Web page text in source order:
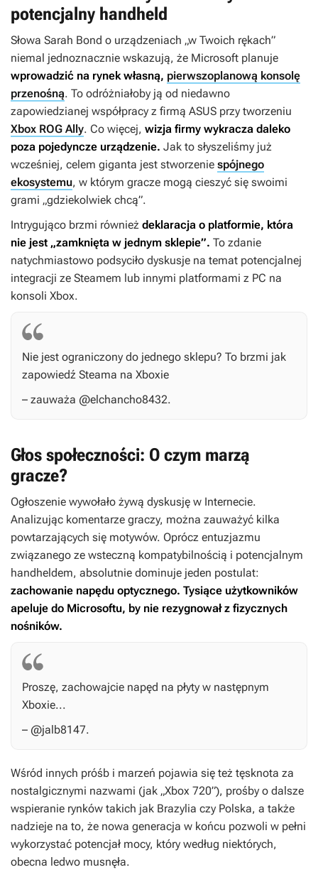
potencjalny handheld
Słowa Sarah Bond o urządzeniach „w Twoich rękach”
niemal jednoznacznie wskazują, że Microsoft planuje
wprowadzić na rynek własną, pierwszoplanową konsolę
przenośną. To odróżniałoby ją od niedawno
zapowiedzianej współpracy z firmą ASUS przy tworzeniu
Xbox ROG Ally. Co więcej, wizja firmy wykracza daleko
poza pojedyncze urządzenie. Jak to słyszeliśmy już
wcześniej, celem giganta jest stworzenie spójnego
ekosystemu, w którym gracze mogą cieszyć się swoimi
grami „gdziekolwiek chcą”.
Intrygująco brzmi również deklaracja o platformie, która
nie jest „zamknięta w jednym sklepie”. To zdanie
natychmiastowo podsyciło dyskusje na temat potencjalnej
integracji ze Steamem lub innymi platformami z PC na
konsoli Xbox.
Nie jest ograniczony do jednego sklepu? To brzmi jak
zapowiedź Steama na Xboxie
– zauważa @elchancho8432.
Głos społeczności: O czym marzą
gracze?
Ogłoszenie wywołało żywą dyskusję w Internecie.
Analizując komentarze graczy, można zauważyć kilka
powtarzających się motywów. Oprócz entuzjazmu
związanego ze wsteczną kompatybilnością i potencjalnym
handheldem, absolutnie dominuje jeden postulat:
zachowanie napędu optycznego. Tysiące użytkowników
apeluje do Microsoftu, by nie rezygnował z fizycznych
nośników.
Proszę, zachowajcie napęd na płyty w następnym
Xboxie...
– @jalb8147.
Wśród innych próśb i marzeń pojawia się też tęsknota za
nostalgicznymi nazwami (jak „Xbox 720”), prośby o dalsze
wspieranie rynków takich jak Brazylia czy Polska, a także
nadzieje na to, że nowa generacja w końcu pozwoli w pełni
wykorzystać potencjał mocy, który według niektórych,
obecna ledwo musnęła.